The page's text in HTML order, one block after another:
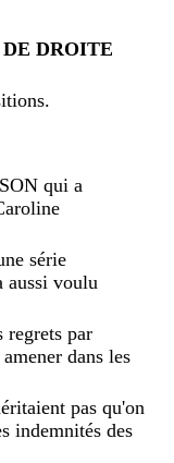
DROITE
qui a
série
aussi voulu
regrets par
dans les
pas qu'on
indemnités des